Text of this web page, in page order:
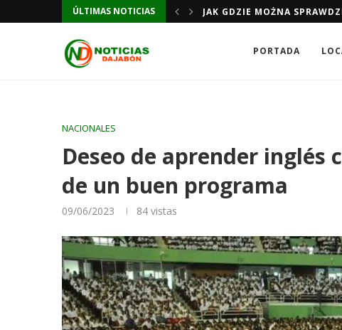
ÚLTIMAS NOTICIAS JAK GDZIE MOŻNA
PORTADA
NACIONALES
Deseo de aprender inglés
de un buen programa
09/06/2023 84 vistas